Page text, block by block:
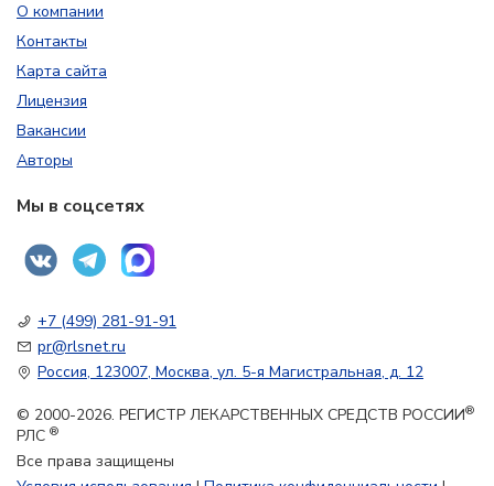
О компании
Контакты
Карта сайта
Лицензия
Вакансии
Авторы
Мы в соцсетях
+7 (499) 281-91-91
pr@rlsnet.ru
Россия, 123007, Москва, ул. 5-я Магистральная, д. 12
© 2000-2026. РЕГИСТР ЛЕКАРСТВЕННЫХ СРЕДСТВ РОССИИ®
РЛС ®
Все права защищены